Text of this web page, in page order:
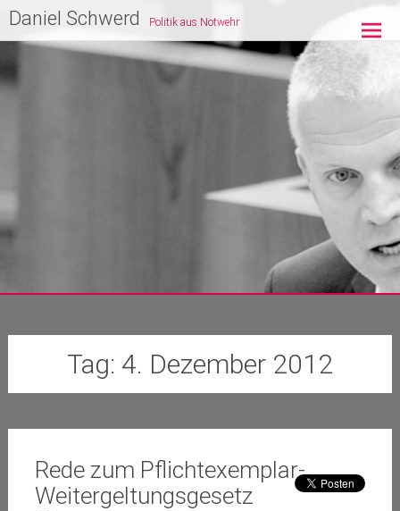
Zum
Inhalt
springen
Daniel Schwerd Politik aus Notwehr
Tag: 4. Dezember 2012
Rede zum Pflichtexemplar-
Weitergeltungsgesetz